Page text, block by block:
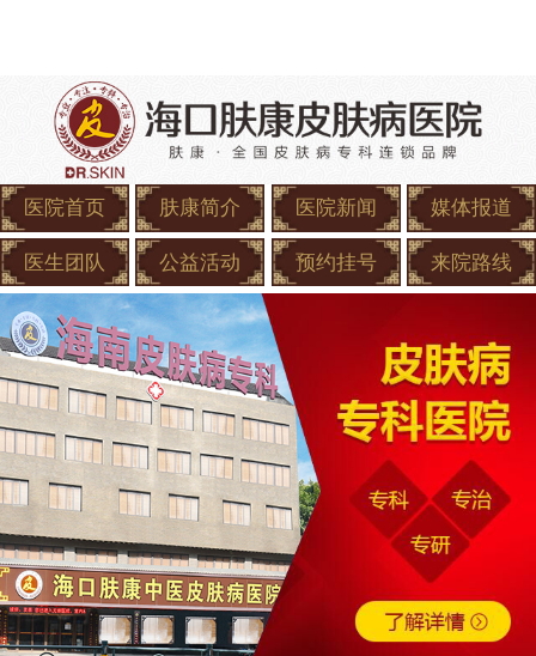
医院首页 肤康简介 医院新闻 媒体报道
医生团队 公益活动 预约挂号 来院路线